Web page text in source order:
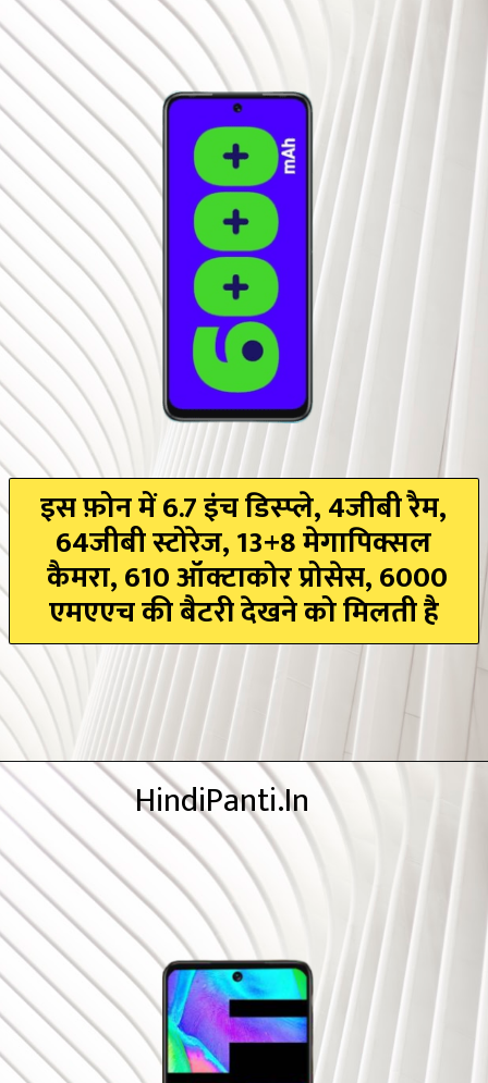
इस फ़ोन में 6.7 इंच डिस्प्ले, 4जीबी रैम,
64जीबी स्टोरेज, 13+8 मेगापिक्सल
कैमरा, 610 ऑक्टाकोर प्रोसेस, 6000
एमएएच की बैटरी देखने को मिलती है
HindiPanti.In